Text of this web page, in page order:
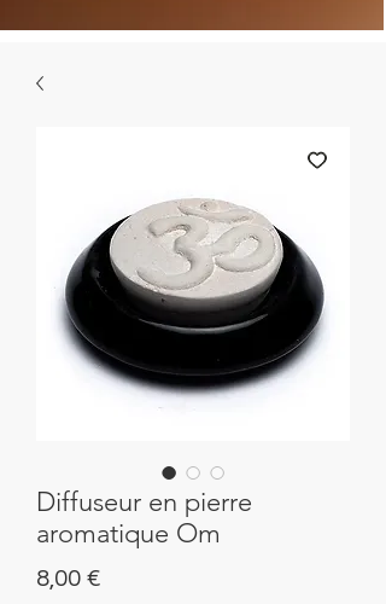
Diffuseur en pierre
aromatique Om
8,00 €Precio